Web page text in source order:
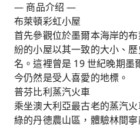
— 商品介绍 —
布萊頓彩虹小屋
首先參觀位於墨爾本海岸的
紛的小屋以其一致的大小、
名。這裡曾是 19 世紀晚期墨
今仍然是受人喜愛的地標。
普芬比利蒸汽火車
乘坐澳大利亞最古老的蒸汽
綠的丹德農山區，體驗林間